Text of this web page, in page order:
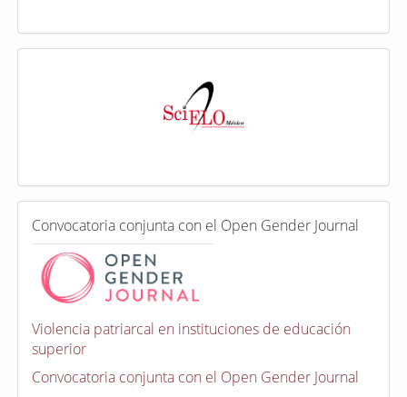
a
e
n
C
o
o
a
t
o
r
Convocatoria conjunta con el Open Gender Journal
Violencia patriarcal en instituciones de educación
superior
Convocatoria conjunta con el Open Gender Journal